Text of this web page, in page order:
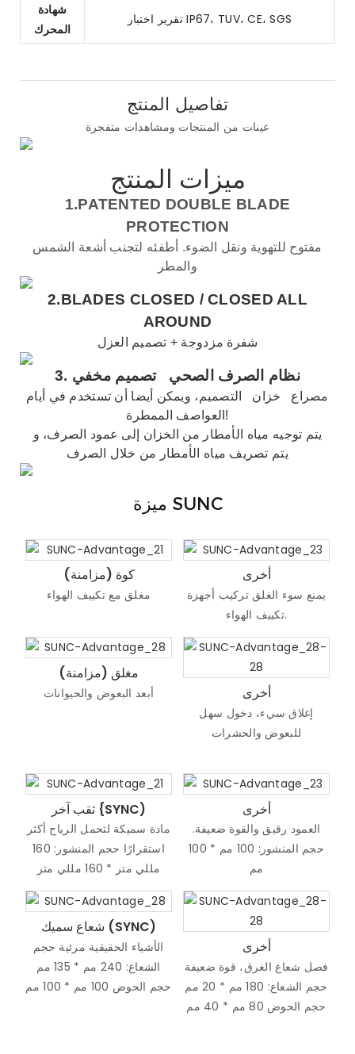
شهادة
المحرك
تقرير اختبار IP67، TUV، CE، SGS
تفاصيل المنتج
عينات من المنتجات ومشاهدات متفجرة
ميزات المنتج
1.PATENTED DOUBLE BLADE
PROTECTION
مفتوح للتهوية ونقل الضوء. أطفئه لتجنب أشعة الشمس
والمطر
2.BLADES CLOSED /CLOSED ALL
AROUND
شفرة مزدوجة + تصميم العزل
3. نظام الصرف الصحي تصميم مخفي
مصراع خزان
التصميم، ويمكن أيضا أن تستخدم في أيام
العواصف الممطرة!
يتم توجيه مياه الأمطار من الخزان إلى عمود الصرف، و
يتم تصريف مياه الأمطار من خلال الصرف
ميزة SUNC
كوة (مزامنة)
مغلق مع تكييف الهواء
أخرى
يمنع سوء الغلق تركيب أجهزة
تكييف الهواء.
مغلق (مزامنة)
أبعد البعوض والحيوانات أخرى
إغلاق سيء، دخول سهل
للبعوض والحشرات
ثقب آخر {SYNC)
مادة سميكة لتحمل الرياح أكثر
استقرارًا حجم المنشور: 160
مللي متر * 160 مللي متر
أخرى
العمود رقيق والقوة ضعيفة.
حجم المنشور: 100 مم * 100
مم
شعاع سميك (SYNC)
الأشياء الحقيقية مرئية حجم
الشعاع: 240 مم * 135 مم
حجم الحوض 100 مم * 100 مم
أخرى
فصل شعاع الغرق، قوة ضعيفة
حجم الشعاع: 180 مم * 20 مم
حجم الحوض 80 مم * 40 مم